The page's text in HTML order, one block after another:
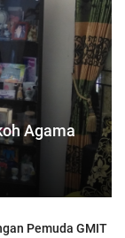
Agama
Pemuda GMIT